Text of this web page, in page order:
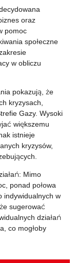
oraz
pomoc
społeczne
w obliczu
pokazują, że
kryzysach,
Gazy. Wysoki
większemu
istnieje
kryzysów,
Mimo
ponad połowa
indywidualnych w
sugerować
działań
co mogłoby